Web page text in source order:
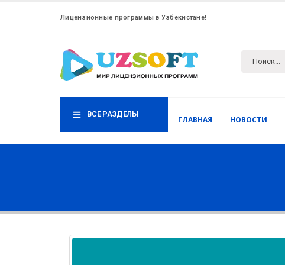
Лицензионные программы в Узбекистане!
ВСЕ РАЗДЕЛЫ
ГЛАВНАЯ НОВОСТИ